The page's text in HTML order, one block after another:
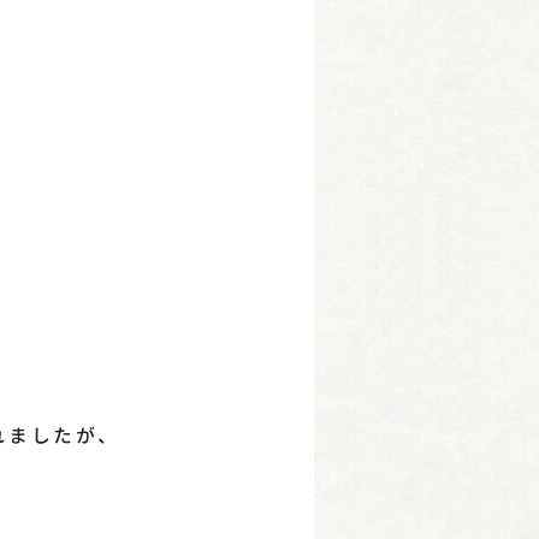
したが、